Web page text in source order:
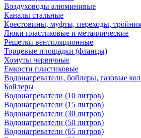
Воздуховоды алюминивые
Каналы стальные
Крестовины, муфты, переходы,
Люки пластиковые и металлические
Решетки вентиляционные
Торцевые площадки (фланцы)
Хомуты червячные
Емкости пластиковые
Водонагреватели, бойлеры, газовые
Бойлеры
Водонагреватели (10 литров)
Водонагреватели (15 литров)
Водонагреватели (30 литров)
Водонагреватели (50 литров)
Водонагреватели (65 литров)